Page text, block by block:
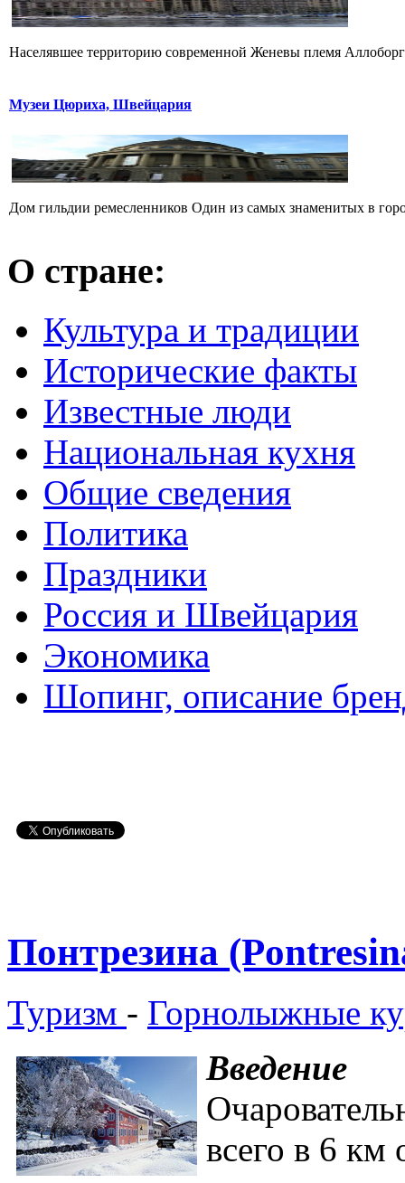
Населявшее территорию современной Женевы племя
Музеи Цюриха, Швейцария
Дом гильдии ремесленников Один из самых знаменитых в
О стране:
Культура и традиции
Исторические факты
Известные люди
Национальная кухня
Общие сведения
Политика
Праздники
Россия и Швейцария
Экономика
Шопинг, описание
Понтрезина
Туризм - Горнолыжные
Введение
всего в 6